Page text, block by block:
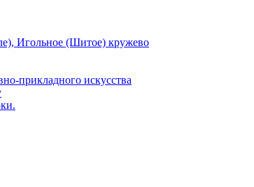
Игольное (Шитое) кружево
прикладного искусства